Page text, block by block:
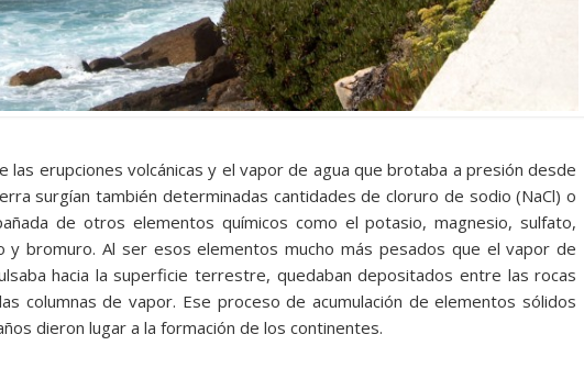
las erupciones volcánicas y el vapor de agua que brotaba a presión desde
surgían también determinadas cantidades de cloruro de sodio (NaCl) o
de otros elementos químicos como el potasio, magnesio, sulfato,
y bromuro. Al ser esos elementos mucho más pesados que el vapor de
hacia la superficie terrestre, quedaban depositados entre las rocas
columnas de vapor. Ese proceso de acumulación de elementos sólidos
dieron lugar a la formación de los continentes.